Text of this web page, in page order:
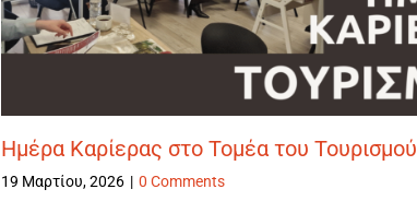
Ημέρα Καρίερας στο Τομέα του Τουρισμού
19 Μαρτίου, 2026 | 0 Comments